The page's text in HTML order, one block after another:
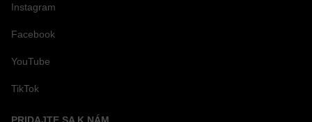
Instagram
Facebook
YouTube
TikTok
PRIDAJTE SA K NÁM